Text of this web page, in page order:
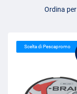
Ordina per
Scelta di Pescapromo